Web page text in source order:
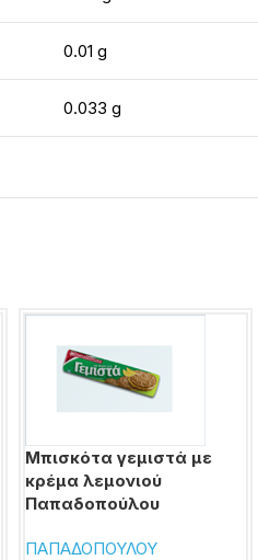
0.01 g
0.033 g
Μπισκότα γεμιστά με
κρέμα λεμονιού
Παπαδοπούλου
ΠΑΠΑΔΟΠΟΥΛΟΥ